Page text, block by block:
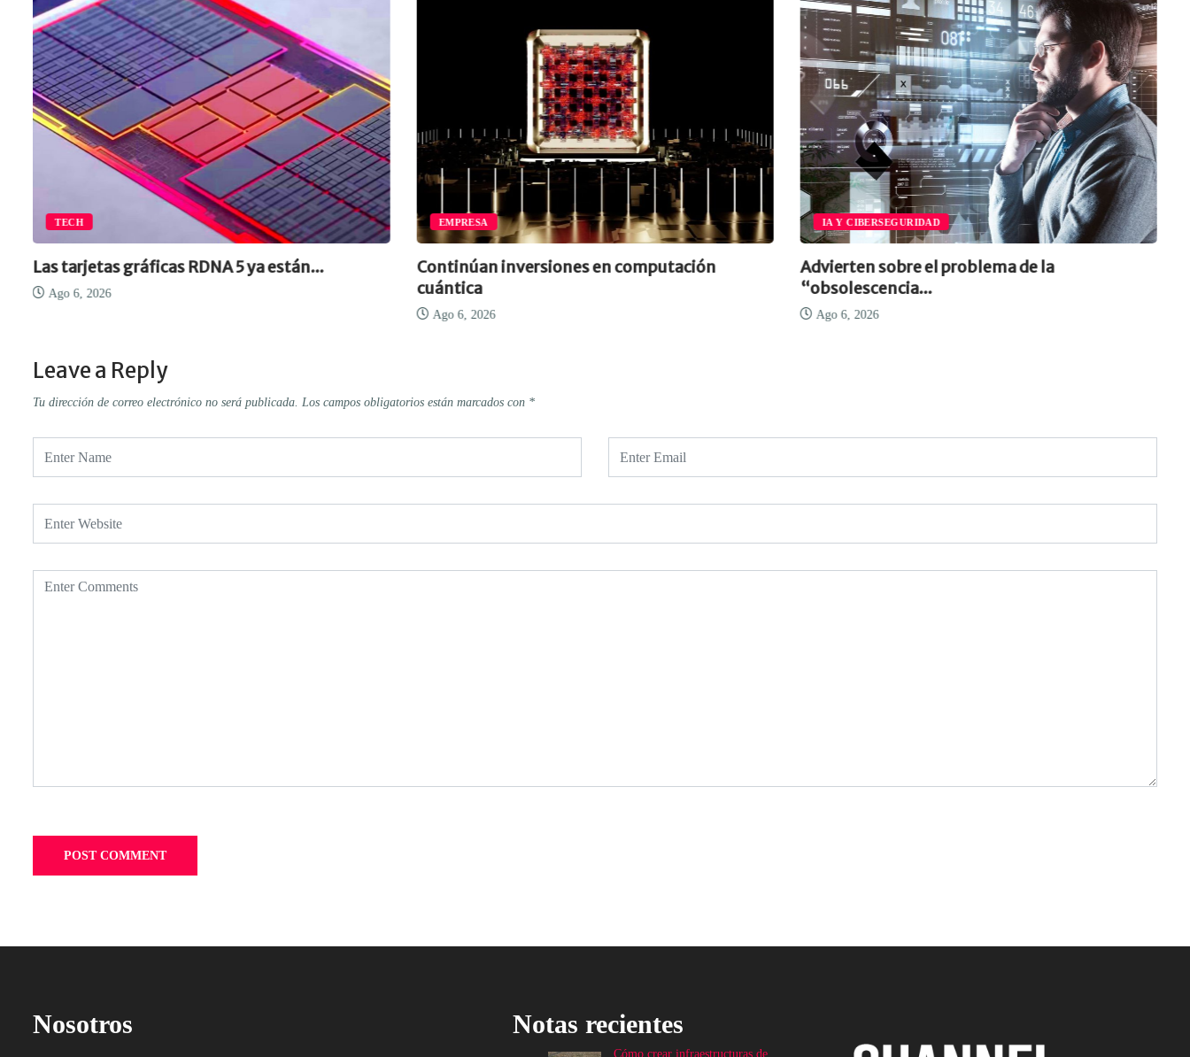
TECH
Las tarjetas gráficas RDNA 5 ya están...
Ago 6, 2026
EMPRESA
Continúan inversiones en computación
cuántica
Ago 6, 2026
IA Y CIBERSEGURIDAD
Advierten sobre el problema de la
“obsolescencia...
Ago 6, 2026
Leave a Reply
Tu dirección de correo electrónico no será publicada. Los campos obligatorios están marcados con *
Nosotros Notas recientes
Cómo crear infraestructuras de